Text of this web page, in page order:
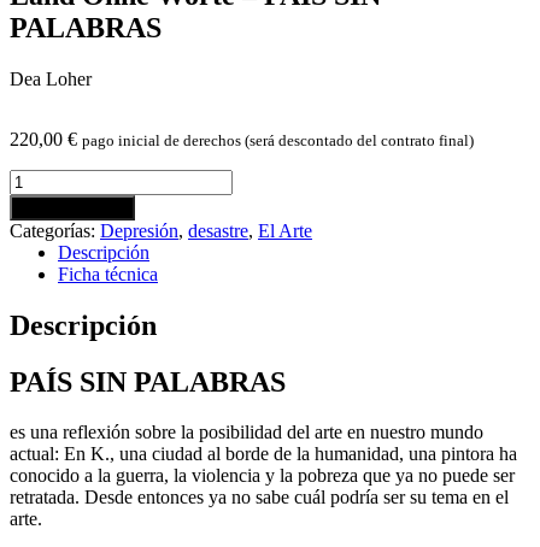
PALABRAS
Dea Loher
220,00 € pago inicial de derechos (será descontado del contrato final)
Land
Ohne
Worte
-
cantidad
Categorías: Depresión, desastre, El Arte
Descripción
Ficha técnica
Descripción
PAÍS SIN PALABRAS
es una reflexión sobre la posibilidad del arte en nuestro mundo
actual: En K., una ciudad al borde de la humanidad, una pintora ha
conocido a la guerra, la violencia y la pobreza que ya no puede ser
retratada. Desde entonces ya no sabe cuál podría ser su tema en el
arte.